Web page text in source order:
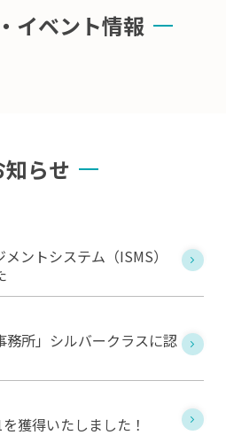
イベント情報
知らせ
ントシステム（ISMS）
所」シルバークラスに認
獲得いたしました！